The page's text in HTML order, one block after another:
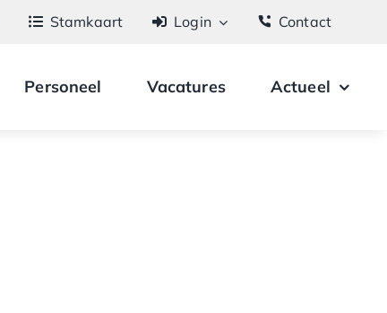
Stamkaart Login Contact
Personeel Vacatures Actueel